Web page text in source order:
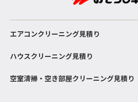
エアコンクリーニング見積り
ハウスクリーニング見積り
空室清掃・空き部屋クリーニング見積り